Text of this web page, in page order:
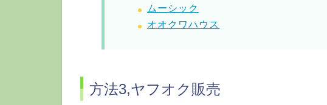
ムーシック
オオクワハウス
方法3,ヤフオク販売